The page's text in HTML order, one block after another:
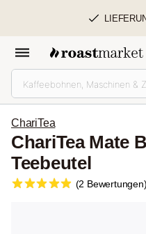
ChariTea
ChariTea Mate
Teebeutel
(2 Bewertungen)